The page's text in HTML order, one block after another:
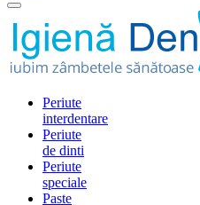
Periute
interdentare
Periute
de dinti
Periute
speciale
Paste